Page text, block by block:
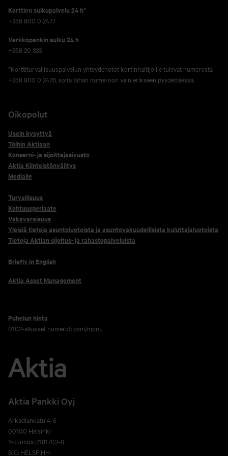
Korttien sulkupalvelu 24 h*
+358 800 0 2477
Verkko­pankin sulku 24 h
+358 20 333
*Korttiturvallisuuspalvelun yhteydenotot kortinhaltijoille tulevat numerosta
+358 800 0 2476, soita tähän numeroon vain erikseen pyydettäessä.
Oikopolut
Usein kysyttyä
Töihin Aktiaan
Konserni- ja sijoittajasivusto
Aktia Kiinteistönvälitys
Medialle
Turvallisuus
Kohtuusperiaate
Vakavaraisuus
Yleisiä tietoja asuntoluotoista ja asuntovakuudellisista kuluttajaluotoista
Tietoja Aktian sijoitus- ja rahastopalveluista
Briefly in English
Aktia Asset Management
Puhelun hinta
0102-alkuiset numerot: pvm/mpm.
Aktia Pankki Oyj
Arkadiankatu 4-6
00100 Helsinki
Y-tunnus: 2181702-8
BIC: HELSFIHH